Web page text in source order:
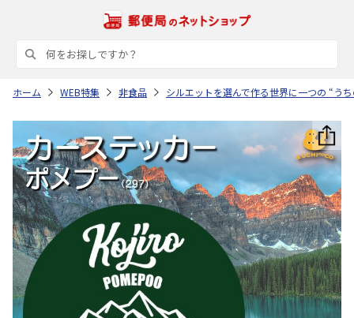
ホーム WEB特集 非食品 シルエットを選んで作る世界に一つの “う